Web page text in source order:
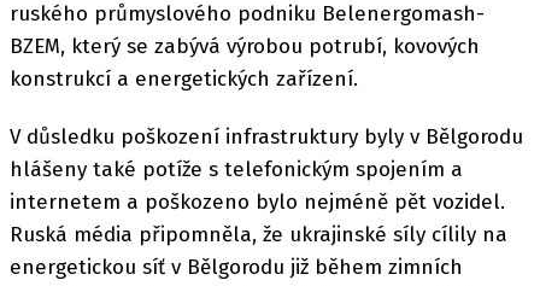
ruského průmyslového podniku Belenergomash-
BZEM, který se zabývá výrobou potrubí, kovových
konstrukcí a energetických zařízení.
V důsledku poškození infrastruktury byly v Bělgorodu
hlášeny také potíže s telefonickým spojením a
internetem a poškozeno bylo nejméně pět vozidel.
Ruská média připomněla, že ukrajinské síly cílily na
energetickou síť v Bělgorodu již během zimních